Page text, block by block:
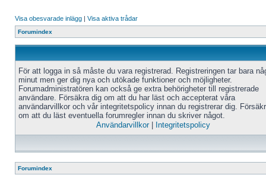
Visa obesvarade inlägg | Visa aktiva trådar
Forumindex
För att logga in så måste du vara registrerad. Registreringen tar bara
minut men ger dig nya och utökade funktioner och möjligheter.
Forumadministratören kan också ge extra behörigheter till registrerade
användare. Försäkra dig om att du har läst och accepterat våra
användarvillkor och vår integritetspolicy innan du registrerar dig.
om att du läst eventuella forumregler innan du skriver något.
Användarvillkor| Integritetspolicy
Forumindex